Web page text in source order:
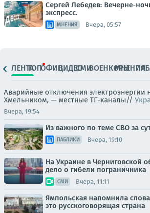
Сергей Лебедев: Вечерне-
экспресс.
МНЕНИЯ Вчера, 05:57
ЛЕНТАТОПОФИЦ.ВИДЕОСМИВОЕНКОРЫМНЕНИЯ
Аварийные отключения электроэнергии
Хмельником, — местные ТГ-каналы//
Вчера, 19:54
Из важного по теме СВО за
ПАБЛИКИ Вчера, 19:10
На Украине в Черниговской
дело о гибели пограничника
СМИ Вчера, 11:11
Ямпольская напомнила
это русскоговорящая страна